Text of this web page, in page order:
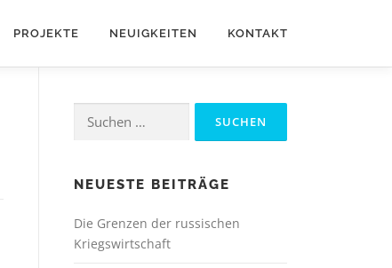
PROJEKTE NEUIGKEITEN KONTAKT
Suchen
nach:
NEUESTE BEITRÄGE
Die Grenzen der russischen
Kriegswirtschaft